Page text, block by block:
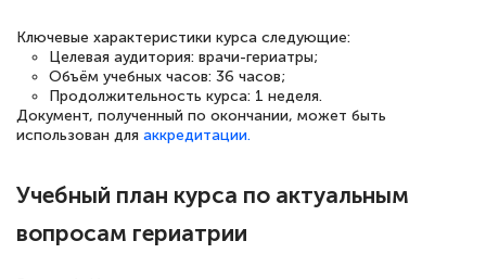
Знаток города 5 уровня
18 марта 2026
Выражаю благодарность за курс
русскому языку и литературе". Много
подготовиться к тестированию. Это
Ключевые характеристики курса следующие:
Целевая аудитория: врачи-гериатры;
Объём учебных часов: 36 часов;
Продолжительность курса: 1 неделя.
Документ, полученный по окончании, может быть
использован для аккредитации.
Учебный план курса по актуальным
вопросам гериатрии